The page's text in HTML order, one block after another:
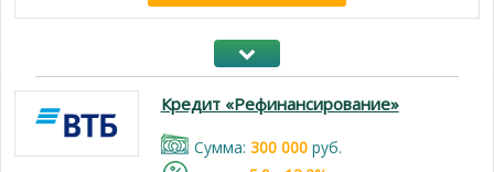
Кредит «Рефинансирование»
Cумма: 300 000руб.